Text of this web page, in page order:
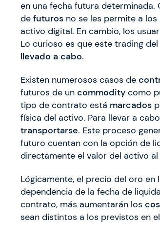
en una fecha futura determinada.
de futuros no se les permite a
activo digital. En cambio, los
Lo curioso es que este trading
llevado a cabo.
Existen numerosos casos de
futuros de un commodity como
tipo de contrato está marcados
física del activo. Para llevar a
transportarse. Este proceso
futuro cuentan con la opción de
directamente el valor del activo
Lógicamente, el precio del oro
dependencia de la fecha de
contrato, más aumentarán los
sean distintos a los previstos en